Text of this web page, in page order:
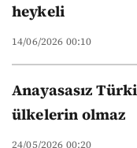
heykeli
14/06/2026 00:10
Anayasasız
ülkelerin olmaz
24/05/2026 00:20